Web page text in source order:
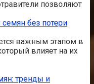
позволяют
без потери
важным этапом в
влияет на их
тренды и